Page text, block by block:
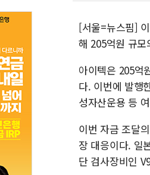
[서울=뉴스핌]
해 205억원 규
아이텍은 205억
다. 이번에 발행
성자산운용 등
이번 자금 조달
장 대응이다. 일
단 검사장비인